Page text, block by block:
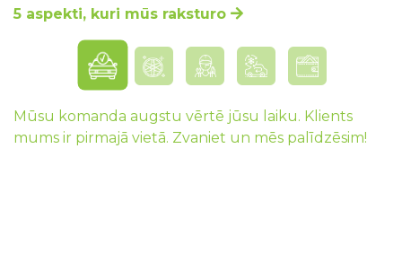
5 aspekti, kuri mūs raksturo
Mūsu komanda augstu vērtē jūsu laiku. Klients
mums ir pirmajā vietā. Zvaniet un mēs palīdzēsim!